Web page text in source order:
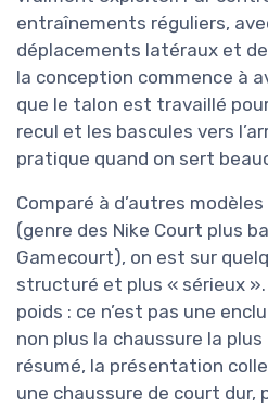
entraînements réguliers,
déplacements latéraux et
la conception commence à
que le talon est travaillé
recul et les bascules vers
pratique quand on sert
Comparé à d’autres
(genre des Nike Court plus
Gamecourt), on est sur
structuré et plus « sérieux
poids : ce n’est pas une
non plus la chaussure la
résumé, la présentation
une chaussure de court dur,